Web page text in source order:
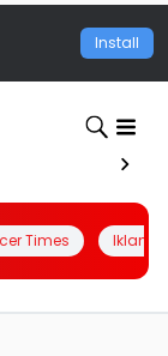
Install
Times Iklanin